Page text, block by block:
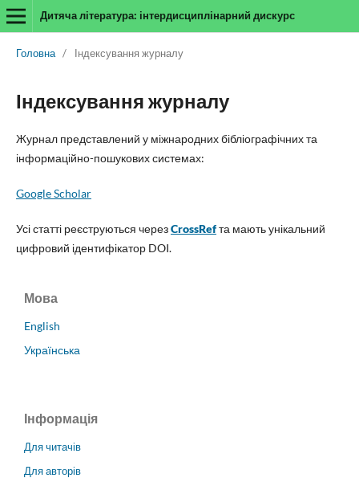
Дитяча література: інтердисциплінарний дискурс
Головна / Індексування журналу
Індексування журналу
Журнал представлений у міжнародних бібліографічних та
інформаційно-пошукових системах:
Google Scholar
Усі статті реєструються черезCrossRefта мають унікальний
цифровий ідентифікатор DOI.
Мова
English
Українська
Інформація
Для читачів
Для авторів